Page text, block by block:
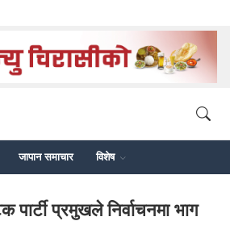
जापान समाचार विशेष
पार्टी प्रमुखले निर्वाचनमा भाग